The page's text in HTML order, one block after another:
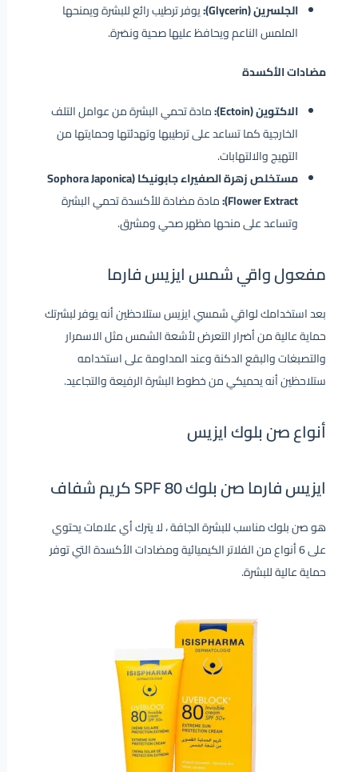
الجلسرين (Glycerin):
يوفر ترطيب رائع للبشرة ويمنحها
الملمس الناعم ويحافظ عليها صحية ونضرة.
مضادات الأكسدة
الاكتوين (Ectoin):
مادة تحمي البشرة من عوامل التلف
الخارجية كما تساعد على ترطيبها وتهدئتها وحمايتها من
التهيج والالتهابات.
مستخلص زهرة الصفيراء جابونيكا (Sophora Japonica
Flower Extract): مادة مضادة للأكسدة تحمي البشرة
وتساعد على منحها مظهر صحي ومشرق.
مفعول واقي شمس ايزيس فارما
بعد استخدامك لواقي شمسي ايزيس ستلاحظين أنه يوفر لبشرتك
حماية عالية من أضرار التعرض لأشعة الشمس مثل الاسمرار
والتصبغات والبقع الدكنة وعند المداومة على استخدامه
ستلاحظين أنه يحميكي من خطوط البشرة الرفيعة والتجاعيد.
أنواع صن بلوك ايزيس
ايزيس فارما صن بلوك SPF 80 كريم شفاف
هو صن بلوك مناسب للبشرة الجافة ، لا يترك أي علامات يحتوي
على 6 أنواع من الفلاتر الكيميائية ومضادات الأكسدة التي توفر
حماية عالية للبشرة.